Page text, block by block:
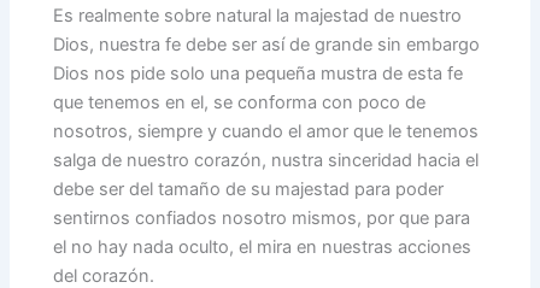
Es realmente sobre natural la majestad de nuestro
Dios, nuestra fe debe ser así de grande sin embargo
Dios nos pide solo una pequeña mustra de esta fe
que tenemos en el, se conforma con poco de
nosotros, siempre y cuando el amor que le tenemos
salga de nuestro corazón, nustra sinceridad hacia el
debe ser del tamaño de su majestad para poder
sentirnos confiados nosotro mismos, por que para
el no hay nada oculto, el mira en nuestras acciones
del corazón.